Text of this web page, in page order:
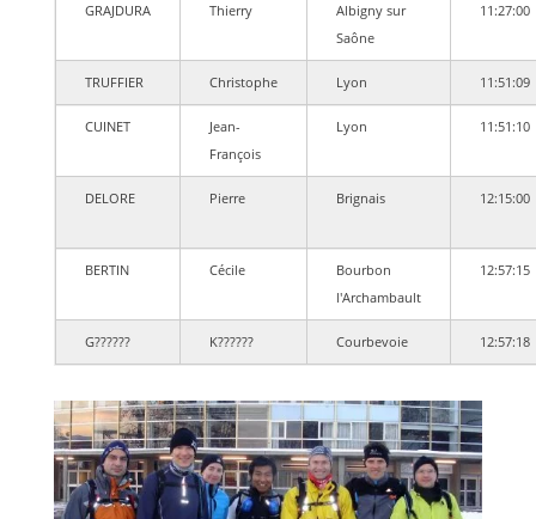
GRAJDURA Thierry
Albigny sur
Saône
11:27:00
TRUFFIER Christophe Lyon 11:51:09
CUINET
Jean-
François
Lyon 11:51:10
DELORE Pierre Brignais 12:15:00
BERTIN Cécile
Bourbon
l'Archambault
12:57:15
G?????? K?????? Courbevoie 12:57:18